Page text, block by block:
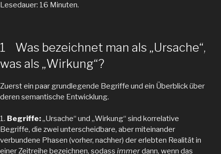
Lesedauer: 16 Minuten.
1 Was bezeichnet man als „Ursache“,
was als „Wirkung“?
Zuerst ein paar grundlegende Begriffe und ein Überblick über
deren semantische Entwicklung.
1. Begriffe:„Ursache“ und „Wirkung“ sind korrelative
Begriffe, die zwei unterscheidbare, aber miteinander
verbundene Phasen (vorher, nachher) der erlebten Realität in
einer Zeitreihe bezeichnen, sodass immerdann, wenn das